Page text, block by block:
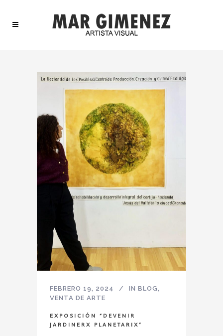
FEBRERO 19, 2024 IN BLOG,
VENTA DE ARTE
EXPOSICIÓN “DEVENIR
JARDINERX PLANETARIX”